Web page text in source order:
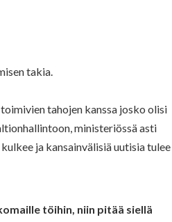
takia.
tahojen kanssa josko olisi
ministeriössä asti
ja kansainvälisiä uutisia tulee
töihin, niin pitää siellä